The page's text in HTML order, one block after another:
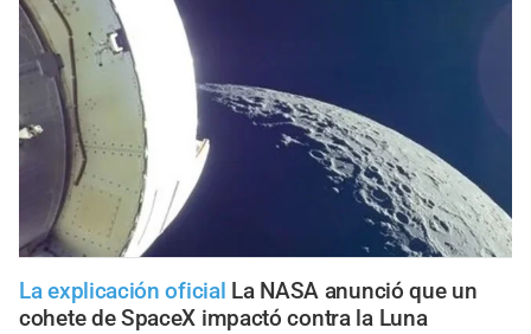
La explicación oficial La NASA anunció que un
cohete de SpaceX impactó contra la Luna